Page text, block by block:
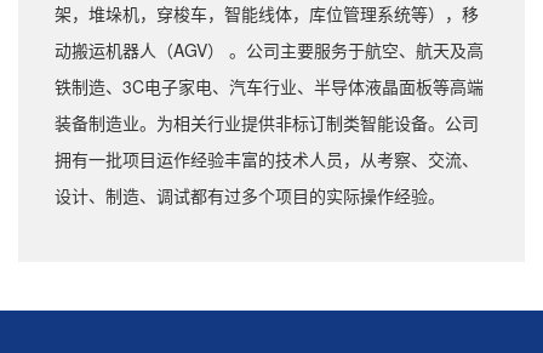
架，堆垛机，穿梭车，智能线体，库位管理系统等），移
动搬运机器人（AGV） 。公司主要服务于航空、航天及高
铁制造、3C电子家电、汽车行业、半导体液晶面板等高端
装备制造业。为相关行业提供非标订制类智能设备。公司
拥有一批项目运作经验丰富的技术人员，从考察、交流、
设计、制造、调试都有过多个项目的实际操作经验。